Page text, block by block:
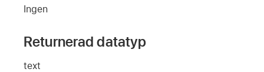
Ingen
Returnerad datatyp
text